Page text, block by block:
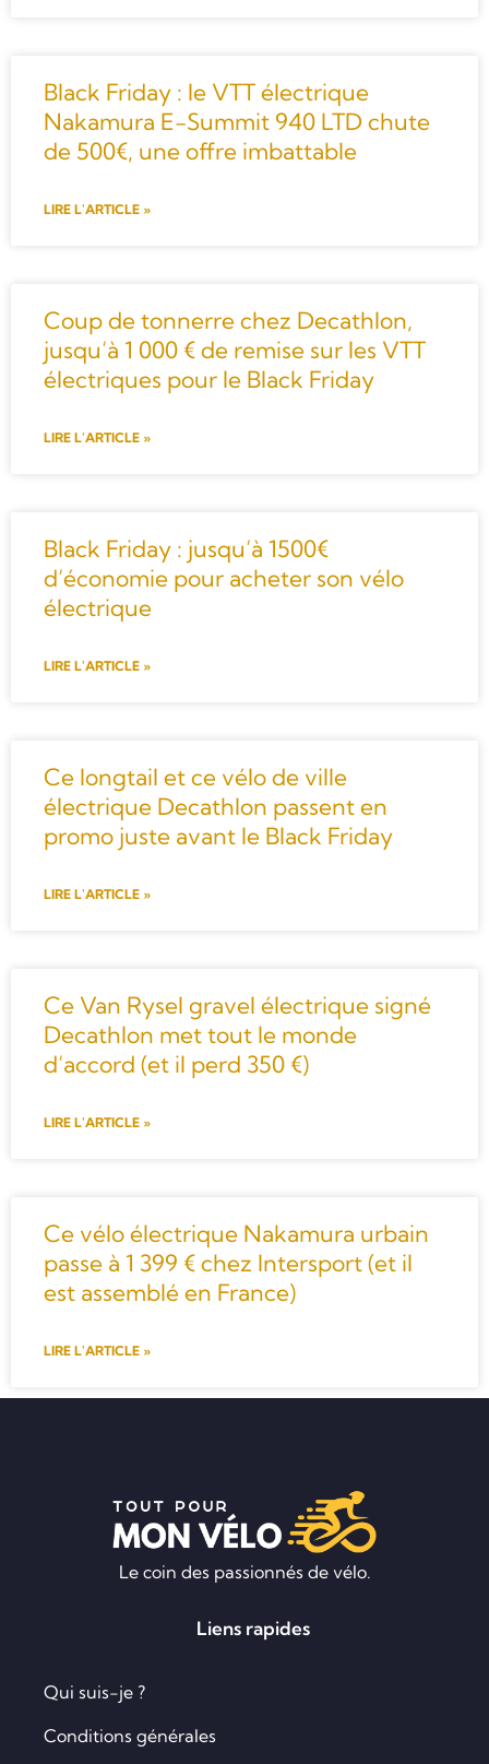
Black Friday : le VTT électrique
Nakamura E-Summit 940 LTD chute
de 500€, une offre imbattable
LIRE L'ARTICLE »
Coup de tonnerre chez Decathlon,
jusqu’à 1 000 € de remise sur les VTT
électriques pour le Black Friday
LIRE L'ARTICLE »
Black Friday : jusqu’à 1500€
d’économie pour acheter son vélo
électrique
LIRE L'ARTICLE »
Ce longtail et ce vélo de ville
électrique Decathlon passent en
promo juste avant le Black Friday
LIRE L'ARTICLE »
Ce Van Rysel gravel électrique signé
Decathlon met tout le monde
d’accord (et il perd 350 €)
LIRE L'ARTICLE »
Ce vélo électrique Nakamura urbain
passe à 1 399 € chez Intersport (et il
est assemblé en France)
LIRE L'ARTICLE »
Le coin des passionnés de vélo.
Liens rapides
Qui suis-je ?
Conditions générales